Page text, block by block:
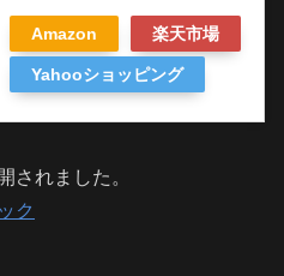
Amazon 楽天市場
Yahooショッピング
されました。
ク